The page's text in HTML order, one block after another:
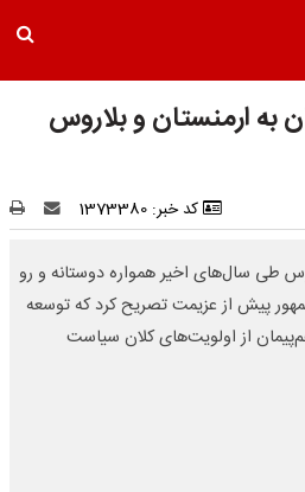
به ارمنستان و بلاروس
کد خبر: 1373380
طی سال‌های اخیر همواره دوستانه و رو
پیش از عزیمت تصریح کرد که توسعه
از اولویت‌های کلان سیاست